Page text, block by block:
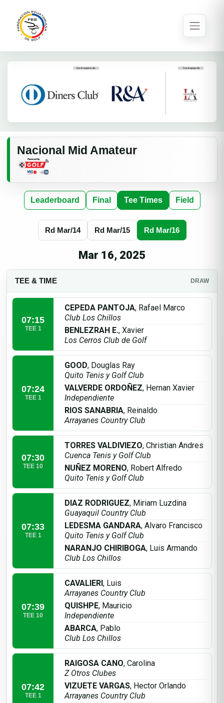
Nacional Mid Amateur
Leaderboard Final Tee Times Field
Rd Mar/14 Rd Mar/15 Rd Mar/16
Mar 16, 2025
TEE & TIME DRAW
07:15
TEE 1
CEPEDA PANTOJA, Rafael Marco
Club Los Chillos
BENLEZRAH E., Xavier
Los Cerros Club de Golf
07:24
TEE 1
GOOD, Douglas Ray
Quito Tenis y Golf Club
VALVERDE ORDOÑEZ, Hernan Xavier
Independiente
RIOS SANABRIA, Reinaldo
Arrayanes Country Club
07:30
TEE 10
TORRES VALDIVIEZO, Christian Andres
Cuenca Tenis y Golf Club
NUÑEZ MORENO, Robert Alfredo
Quito Tenis y Golf Club
07:33
TEE 1
DIAZ RODRIGUEZ, Miriam Luzdina
Guayaquil Country Club
LEDESMA GANDARA, Alvaro Francisco
Quito Tenis y Golf Club
NARANJO CHIRIBOGA, Luis Armando
Club Los Chillos
07:39
TEE 10
CAVALIERI , Luis
Arrayanes Country Club
QUISHPE, Mauricio
Independiente
ABARCA, Pablo
Club Los Chillos
07:42
TEE 1
RAIGOSA CANO, Carolina
Z Otros Clubes
VIZUETE VARGAS, Hector Orlando
Arrayanes Country Club